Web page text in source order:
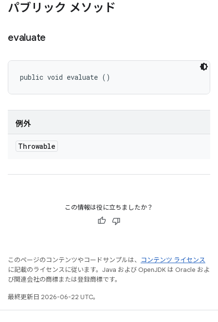
パブリック メソッド
evaluate
public void evaluate ()
例外
Throwable
この情報は役に立ちましたか？
このページのコンテンツやコードサンプルは、
コンテンツ ライセンス
に記載のライセンスに従います。Java および OpenJDK は Oracle およ
び関連会社の商標または登録商標です。
最終更新日 2026-06-22 UTC。